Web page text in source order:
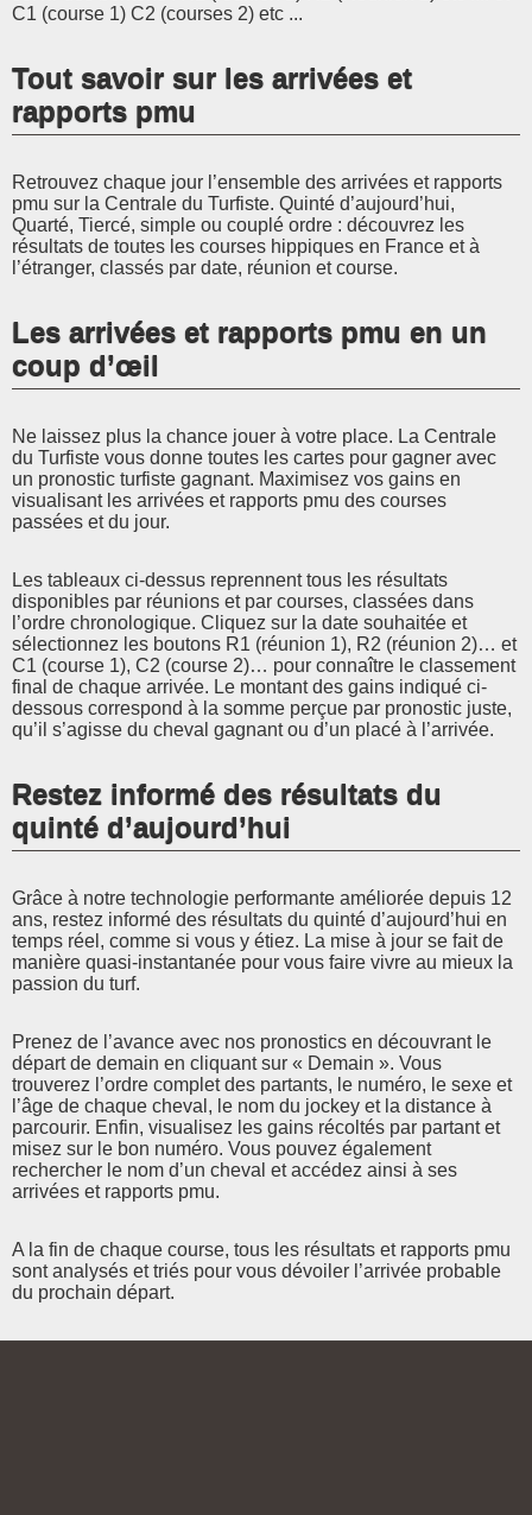
C1 (course 1) C2 (courses 2) etc ...
Tout savoir sur les arrivées et
rapports pmu
Retrouvez chaque jour l’ensemble des arrivées et rapports
pmu sur la Centrale du Turfiste. Quinté d’aujourd’hui,
Quarté, Tiercé, simple ou couplé ordre : découvrez les
résultats de toutes les courses hippiques en France et à
l’étranger, classés par date, réunion et course.
Les arrivées et rapports pmu en un
coup d’œil
Ne laissez plus la chance jouer à votre place. La Centrale
du Turfiste vous donne toutes les cartes pour gagner avec
un pronostic turfiste gagnant. Maximisez vos gains en
visualisant les arrivées et rapports pmu des courses
passées et du jour.
Les tableaux ci-dessus reprennent tous les résultats
disponibles par réunions et par courses, classées dans
l’ordre chronologique. Cliquez sur la date souhaitée et
sélectionnez les boutons R1 (réunion 1), R2 (réunion 2)… et
C1 (course 1), C2 (course 2)… pour connaître le classement
final de chaque arrivée. Le montant des gains indiqué ci-
dessous correspond à la somme perçue par pronostic juste,
qu’il s’agisse du cheval gagnant ou d’un placé à l’arrivée.
Restez informé des résultats du
quinté d’aujourd’hui
Grâce à notre technologie performante améliorée depuis 12
ans, restez informé des résultats du quinté d’aujourd’hui en
temps réel, comme si vous y étiez. La mise à jour se fait de
manière quasi-instantanée pour vous faire vivre au mieux la
passion du turf.
Prenez de l’avance avec nos pronostics en découvrant le
départ de demain en cliquant sur « Demain ». Vous
trouverez l’ordre complet des partants, le numéro, le sexe et
l’âge de chaque cheval, le nom du jockey et la distance à
parcourir. Enfin, visualisez les gains récoltés par partant et
misez sur le bon numéro. Vous pouvez également
rechercher le nom d’un cheval et accédez ainsi à ses
arrivées et rapports pmu.
A la fin de chaque course, tous les résultats et rapports pmu
sont analysés et triés pour vous dévoiler l’arrivée probable
du prochain départ.